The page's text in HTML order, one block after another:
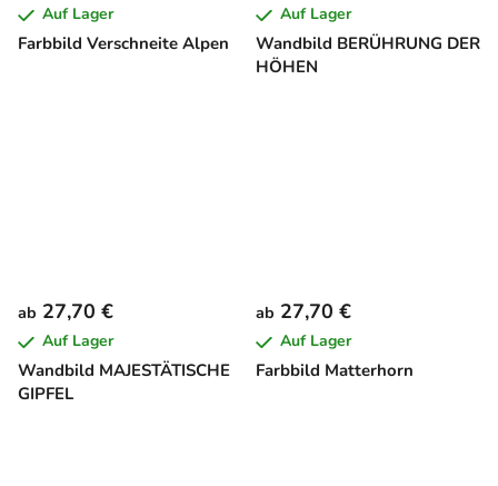
Farbbild Verschneite Alpen
Auf Lager
Wandbild BERÜHRUNG DER
HÖHEN
Auf Lager
Wandbild MAJESTÄTISCHE
GIPFEL
ab 27,70 €
Auf Lager
Farbbild Matterhorn
ab 27,70 €
Auf Lager